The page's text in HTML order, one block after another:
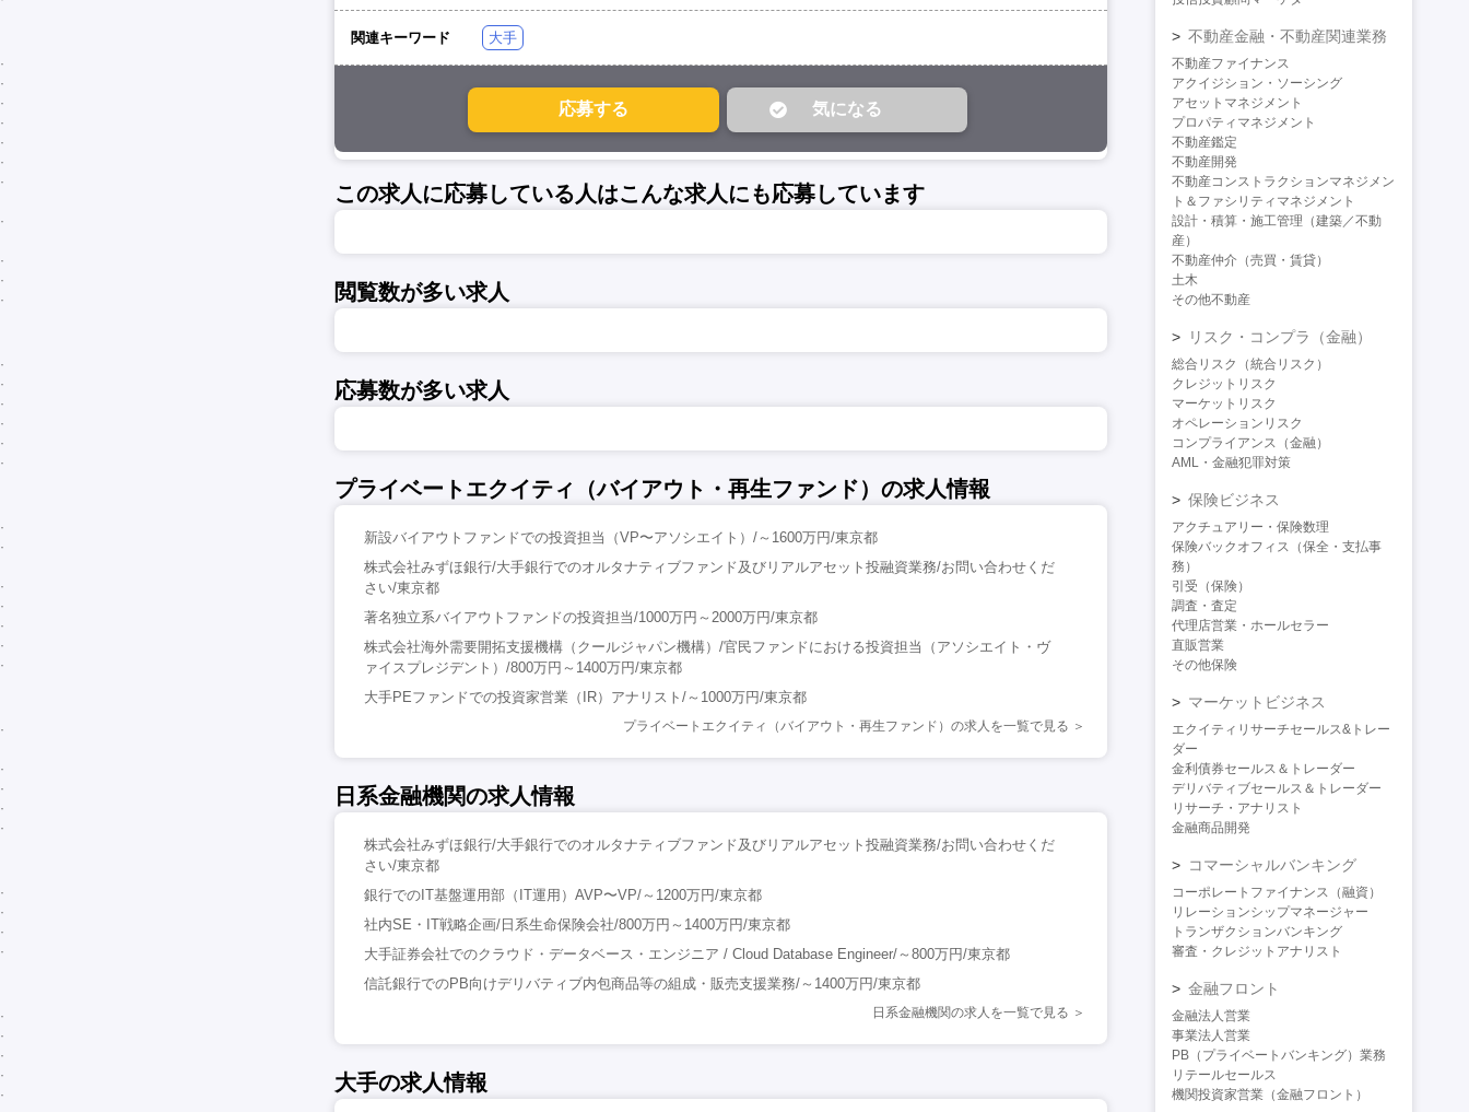
関連キーワード 大手
この求人に応募している人はこんな求人にも応募しています
閲覧数が多い求人
応募数が多い求人
プライベートエクイティ（バイアウト・再生ファンド）の求人情報
新設バイアウトファンドでの投資担当（VP〜アソシエイト）/～1600万円/東京都
株式会社みずほ銀行/大手銀行でのオルタナティブファンド及びリアルアセット投融資業務/お問い合わせくだ
さい/東京都
著名独立系バイアウトファンドの投資担当/1000万円～2000万円/東京都
株式会社海外需要開拓支援機構（クールジャパン機構）/官民ファンドにおける投資担当（アソシエイト・ヴ
ァイスプレジデント）/800万円～1400万円/東京都
大手PEファンドでの投資家営業（IR）アナリスト/～1000万円/東京都
プライベートエクイティ（バイアウト・再生ファンド）の求人を一覧で見る
日系金融機関の求人情報
株式会社みずほ銀行/大手銀行でのオルタナティブファンド及びリアルアセット投融資業務/お問い合わせくだ
さい/東京都
銀行でのIT基盤運用部（IT運用）AVP〜VP/～1200万円/東京都
社内SE・IT戦略企画/日系生命保険会社/800万円～1400万円/東京都
大手証券会社でのクラウド・データベース・エンジニア / Cloud Database Engineer/～800万円/東京都
信託銀行でのPB向けデリバティブ内包商品等の組成・販売支援業務/～1400万円/東京都
日系金融機関の求人を一覧で見る
大手の求人情報
不動産金融・不動産関連業務
不動産ファイナンス
アクイジション・ソーシング
アセットマネジメント
プロパティマネジメント
不動産鑑定
不動産開発
不動産コンストラクションマネジメン
ト＆ファシリティマネジメント
設計・積算・施工管理（建築／不動
産）
不動産仲介（売買・賃貸）
土木
その他不動産
リスク・コンプラ（金融）
総合リスク（統合リスク）
クレジットリスク
マーケットリスク
オペレーションリスク
コンプライアンス（金融）
AML・金融犯罪対策
保険ビジネス
アクチュアリー・保険数理
保険バックオフィス（保全・支払事
務）
引受（保険）
調査・査定
代理店営業・ホールセラー
直販営業
その他保険
マーケットビジネス
エクイティリサーチセールス&トレー
ダー
金利債券セールス＆トレーダー
デリバティブセールス＆トレーダー
リサーチ・アナリスト
金融商品開発
コマーシャルバンキング
コーポレートファイナンス（融資）
リレーションシップマネージャー
トランザクションバンキング
審査・クレジットアナリスト
金融フロント
金融法人営業
事業法人営業
PB（プライベートバンキング）業務
リテールセールス
機関投資家営業（金融フロント）